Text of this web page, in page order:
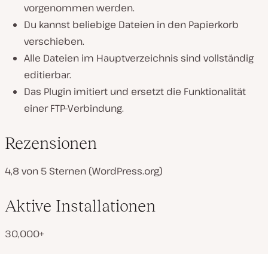
vorgenommen werden.
Du kannst beliebige Dateien in den Papierkorb
verschieben.
Alle Dateien im Hauptverzeichnis sind vollständig
editierbar.
Das Plugin imitiert und ersetzt die Funktionalität
einer FTP-Verbindung.
Rezensionen
4,8 von 5 Sternen (WordPress.org)
Aktive Installationen
30,000+